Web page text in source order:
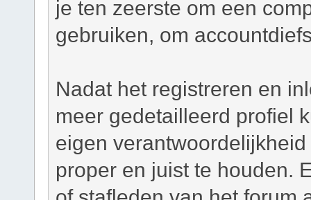
je ten zeerste om een
gebruiken, om
Nadat het registreren en
meer gedetailleerd profiel
eigen
proper en juist te houden.